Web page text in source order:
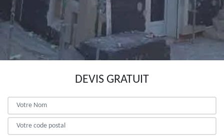
DEVIS GRATUIT